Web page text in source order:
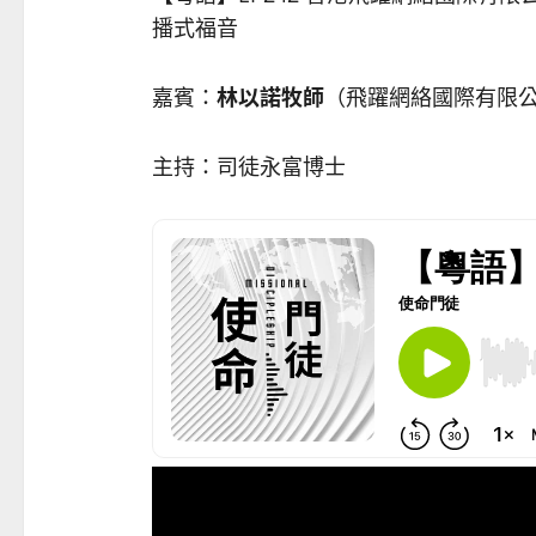
播式福音
嘉賓： 林以諾牧師（飛躍網絡國際有限
主持：司徒永富博士